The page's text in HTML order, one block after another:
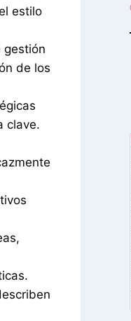
estilo
gestión
de los
clave.